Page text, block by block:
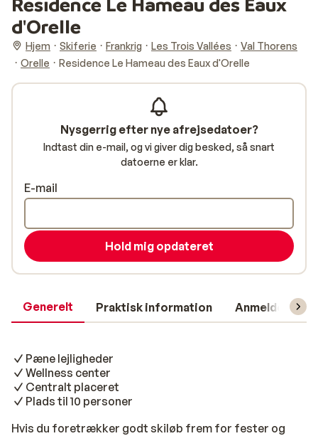
d'Orelle
Hjem Skiferie Frankrig Les Trois Vallées
Val Thorens
Orelle
Residence Le Hameau des Eaux d'Orelle
Generelt Praktisk information Anmeldelser
Pæne lejligheder
Wellness center
Centralt placeret
Plads til 10 personer
Hvis du foretrækker godt skiløb frem for fester og
Nysgerrig efter nye afrejsedatoer?
Indtast din e-mail, og vi giver dig besked, så snart
datoerne er klar.
E-mail
Hold mig opdateret